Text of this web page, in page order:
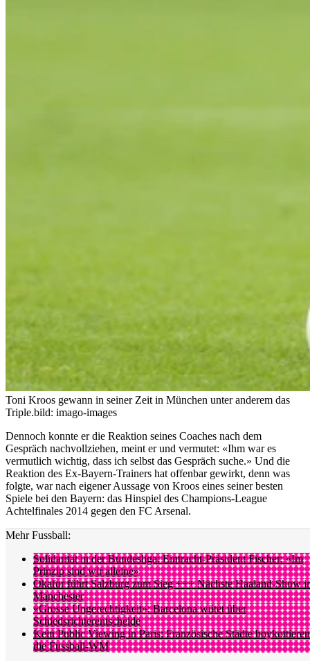
Toni Kroos gewann in seiner Zeit in München unter anderem das
Triple.bild: imago-images
Dennoch konnte er die Reaktion seines Coaches nach dem
Gespräch nachvollziehen, meint er und vermutet: «Ihm war es
vermutlich wichtig, dass ich selbst das Gespräch suche.» Und die
Reaktion des Ex-Bayern-Trainers hat offenbar gewirkt, denn was
folgte, war nach eigener Aussage von Kroos eines seiner besten
Spiele bei den Bayern: das Hinspiel des Champions-League
Achtelfinales 2014 gegen den FC Arsenal.
Mehr Fussball:
Solidarität in der Bundesliga: Eintracht-Präsident Fischer: «Im
Prinzip sind wir alleine»
Okafor führt Salzburg zum Sieg +++ Nächste Haaland-Show
Manchester
«Grosse Ungerechtigkeit»: Barcelona wütet über
Schiedsrichterentscheide
Kein Public Viewing in Paris: Französische Städte boykottieren
die Fussball-WM